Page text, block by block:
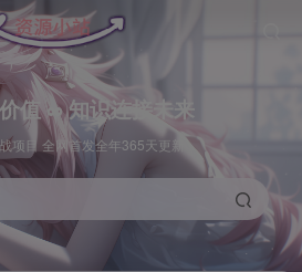
值 ∞ 知识连接未来
项目 全网首发全年365天更新